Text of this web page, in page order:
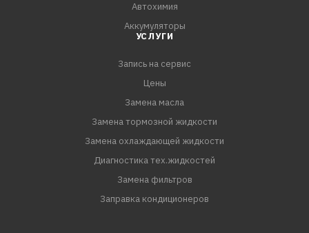
Автохимия
Аккумуляторы
УСЛУГИ
Запись на сервис
Цены
Замена масла
Замена тормозной жидкости
Замена охлаждающей жидкости
Диагностика тех.жидкостей
Замена фильтров
Заправка кондиционеров